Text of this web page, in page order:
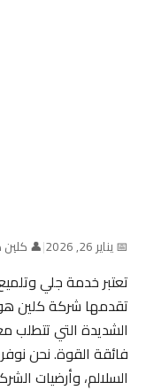
📅 يناير 26, 2026 |👤 كلين
تعتبر خدمة جلي
تقدمها شركة كلين هوم
الشديدة التي تتطلب
فائقة القوة. نحن نوفر
السلالم، وأرضيات